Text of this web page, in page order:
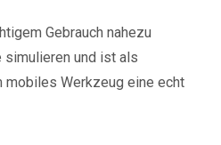
Gebrauch nahezu
und ist als
mobiles Werkzeug eine echt